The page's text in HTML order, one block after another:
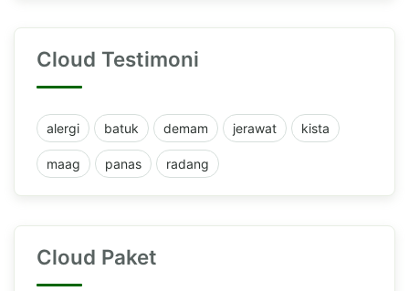
Cloud Testimoni
alergi batuk demam jerawat kista
maag panas radang
Cloud Paket